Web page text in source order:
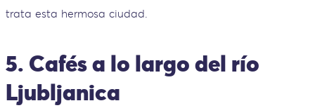
trata esta hermosa ciudad.
5. Cafés a lo largo del río
Ljubljanica